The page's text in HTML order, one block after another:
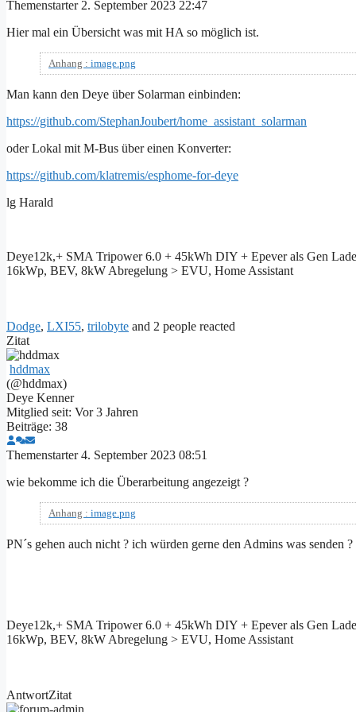
Themenstarter 2. September 2023 22:47
Hier mal ein Übersicht was mit HA so möglich ist.
Anhang : image.png
Man kann den Deye über Solarman einbinden:
https://github.com/StephanJoubert/home_assistant_solarman
oder Lokal mit M-Bus über einen Konverter:
https://github.com/klatremis/esphome-for-deye
lg Harald
Deye12k,+ SMA Tripower 6.0 + 45kWh DIY + Epever als Gen
16kWp, BEV, 8kW Abregelung > EVU, Home Assistant
Dodge, LXI55, trilobyte and 2 people reacted
Zitat
hddmax
(@hddmax)
Deye Kenner
Mitglied seit: Vor 3 Jahren
Beiträge: 38
Themenstarter 4. September 2023 08:51
wie bekomme ich die Überarbeitung angezeigt ?
Anhang : image.png
PN´s gehen auch nicht ? ich würden gerne den Admins was senden ?
Deye12k,+ SMA Tripower 6.0 + 45kWh DIY + Epever als Gen
16kWp, BEV, 8kW Abregelung > EVU, Home Assistant
AntwortZitat